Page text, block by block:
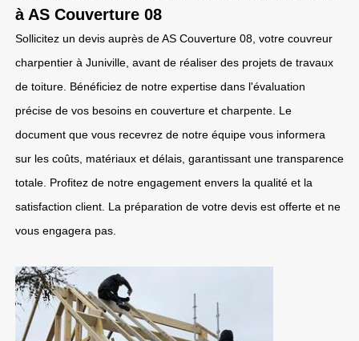
à AS Couverture 08
Sollicitez un devis auprès de AS Couverture 08, votre couvreur
charpentier à Juniville, avant de réaliser des projets de travaux
de toiture. Bénéficiez de notre expertise dans l'évaluation
précise de vos besoins en couverture et charpente. Le
document que vous recevrez de notre équipe vous informera
sur les coûts, matériaux et délais, garantissant une transparence
totale. Profitez de notre engagement envers la qualité et la
satisfaction client. La préparation de votre devis est offerte et ne
vous engagera pas.